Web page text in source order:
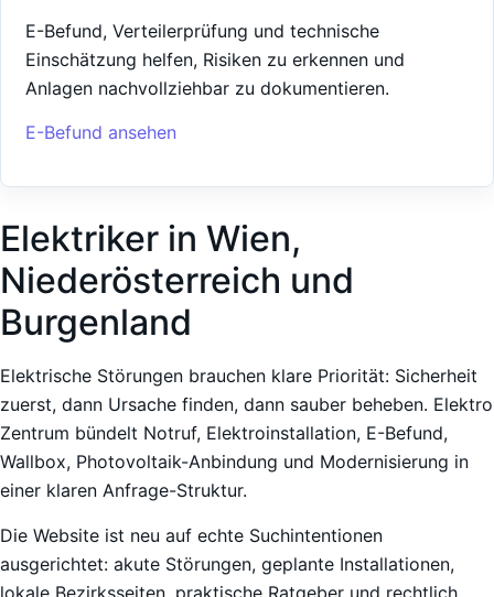
E-Befund, Verteilerprüfung und technische
Einschätzung helfen, Risiken zu erkennen und
Anlagen nachvollziehbar zu dokumentieren.
E-Befund ansehen
Elektriker in Wien,
Niederösterreich und
Burgenland
Elektrische Störungen brauchen klare Priorität: Sicherheit
zuerst, dann Ursache finden, dann sauber beheben. Elektro
Zentrum bündelt Notruf, Elektroinstallation, E-Befund,
Wallbox, Photovoltaik-Anbindung und Modernisierung in
einer klaren Anfrage-Struktur.
Die Website ist neu auf echte Suchintentionen
ausgerichtet: akute Störungen, geplante Installationen,
lokale Bezirksseiten, praktische Ratgeber und rechtlich